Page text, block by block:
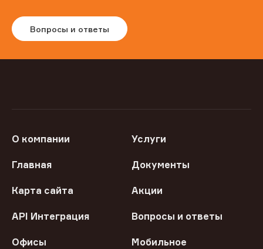
Вопросы и ответы
О компании Услуги
Главная Документы
Карта сайта Акции
API Интеграция Вопросы и ответы
Офисы
Мобильное